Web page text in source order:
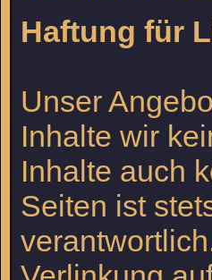
Haftung für
Unser
Inhalte wir
Inhalte auch
Seiten ist